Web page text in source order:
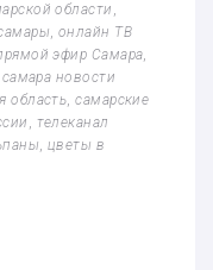
области
онлайн ТВ
эфир Самара
самара новости
область ,самарские
телеканал
,цветы в